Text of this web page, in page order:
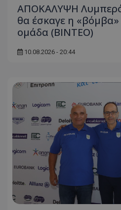
ΑΠΟΚΑΛΥΨΗ
θα έσκαγε η
ομάδα (ΒΙΝΤΕΟ)
10.08.2026 - 20:44